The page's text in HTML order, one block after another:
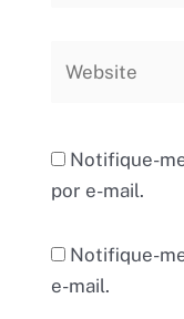
Notifique-
por e-mail.
Notifique-
e-mail.